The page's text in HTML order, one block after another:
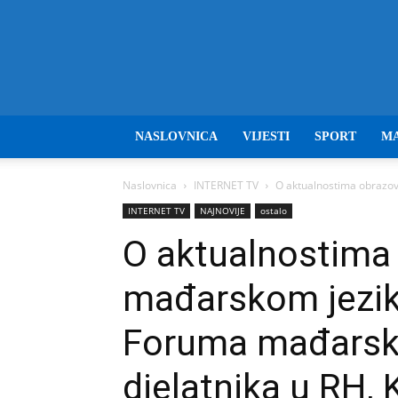
NASLOVNICA VIJESTI SPORT
Naslovnica INTERNET TV O aktualnostima
INTERNET TV NAJNOVIJE ostalo
O
mađarskom
Foruma
djelatnika u RH,